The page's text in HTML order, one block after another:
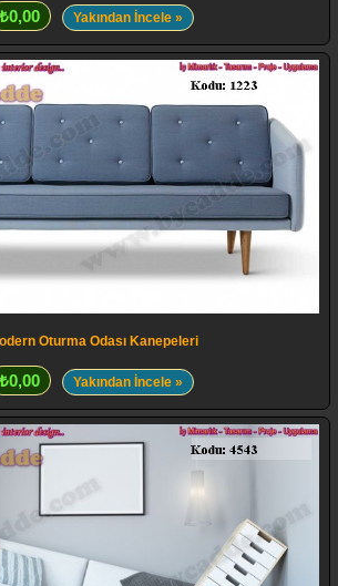
₺0,00 Yakından İncele »
Oturma Odası Kanepeleri
₺0,00 Yakından İncele »